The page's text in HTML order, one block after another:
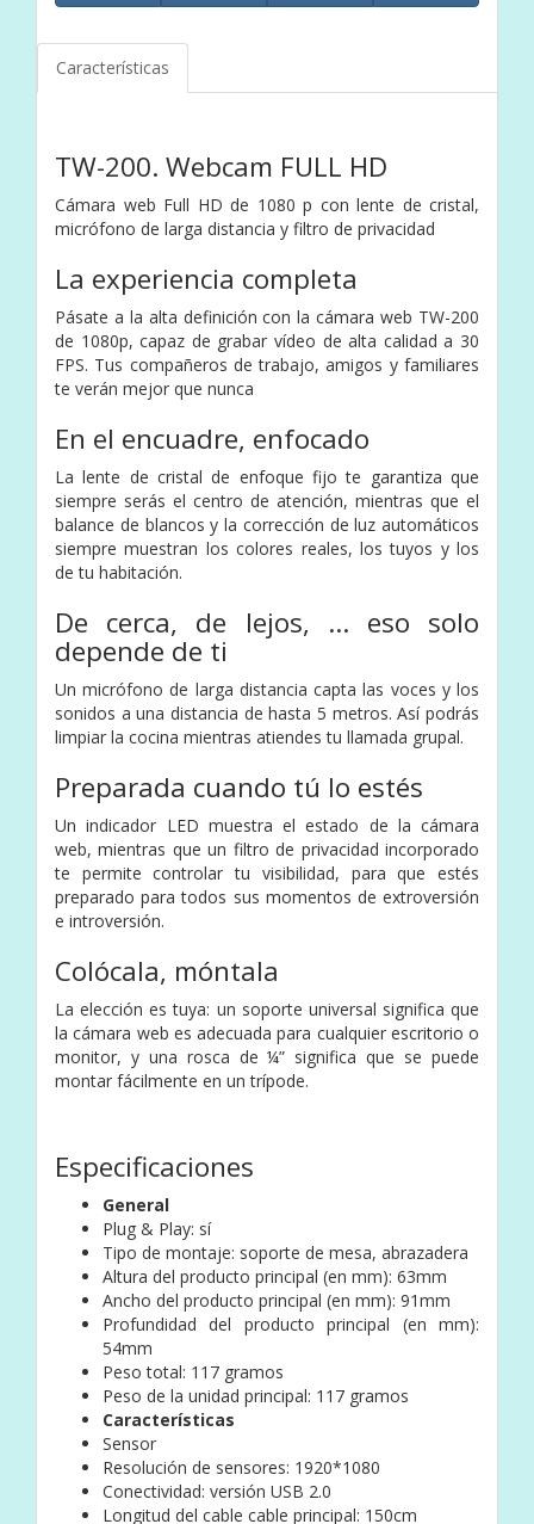
Características
TW-200. Webcam FULL HD
Cámara web Full HD de 1080 p con lente de cristal,
micrófono de larga distancia y filtro de privacidad
La experiencia completa
Pásate a la alta definición con la cámara web TW-200
de 1080p, capaz de grabar vídeo de alta calidad a 30
FPS. Tus compañeros de trabajo, amigos y familiares
te verán mejor que nunca
En el encuadre, enfocado
La lente de cristal de enfoque fijo te garantiza que
siempre serás el centro de atención, mientras que el
balance de blancos y la corrección de luz automáticos
siempre muestran los colores reales, los tuyos y los
de tu habitación.
De cerca, de lejos, ... eso solo
depende de ti
Un micrófono de larga distancia capta las voces y los
sonidos a una distancia de hasta 5 metros. Así podrás
limpiar la cocina mientras atiendes tu llamada grupal.
Preparada cuando tú lo estés
Un indicador LED muestra el estado de la cámara
web, mientras que un filtro de privacidad incorporado
te permite controlar tu visibilidad, para que estés
preparado para todos sus momentos de extroversión
e introversión.
Colócala, móntala
La elección es tuya: un soporte universal significa que
la cámara web es adecuada para cualquier escritorio o
monitor, y una rosca de ¼” significa que se puede
montar fácilmente en un trípode.
Especificaciones
General
Plug & Play: sí
Tipo de montaje: soporte de mesa, abrazadera
Altura del producto principal (en mm): 63mm
Ancho del producto principal (en mm): 91mm
Profundidad del producto principal (en mm):
54mm
Peso total: 117 gramos
Peso de la unidad principal: 117 gramos
Características
Sensor
Resolución de sensores: 1920*1080
Conectividad: versión USB 2.0
Longitud del cable cable principal: 150cm